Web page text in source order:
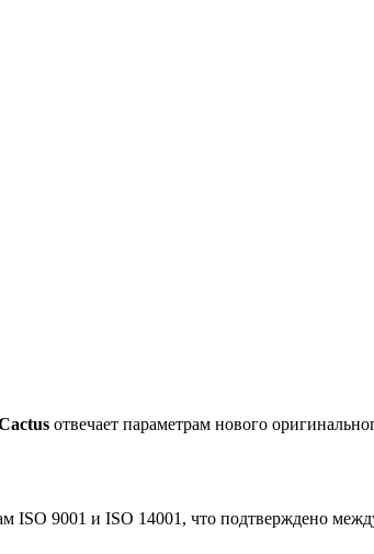
отвечает параметрам нового
ISO 9001 и ISO 14001, что подтверждено